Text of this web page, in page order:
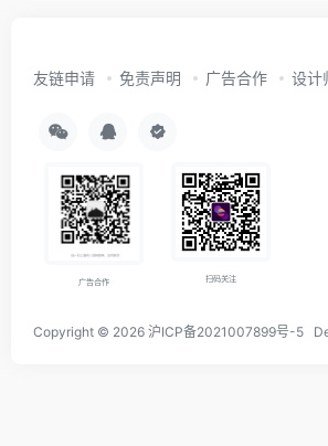
友链申请 免责声明 广告合作 设计
广告合作 扫码关注
Copyright © 2026 沪ICP备2021007899号-5